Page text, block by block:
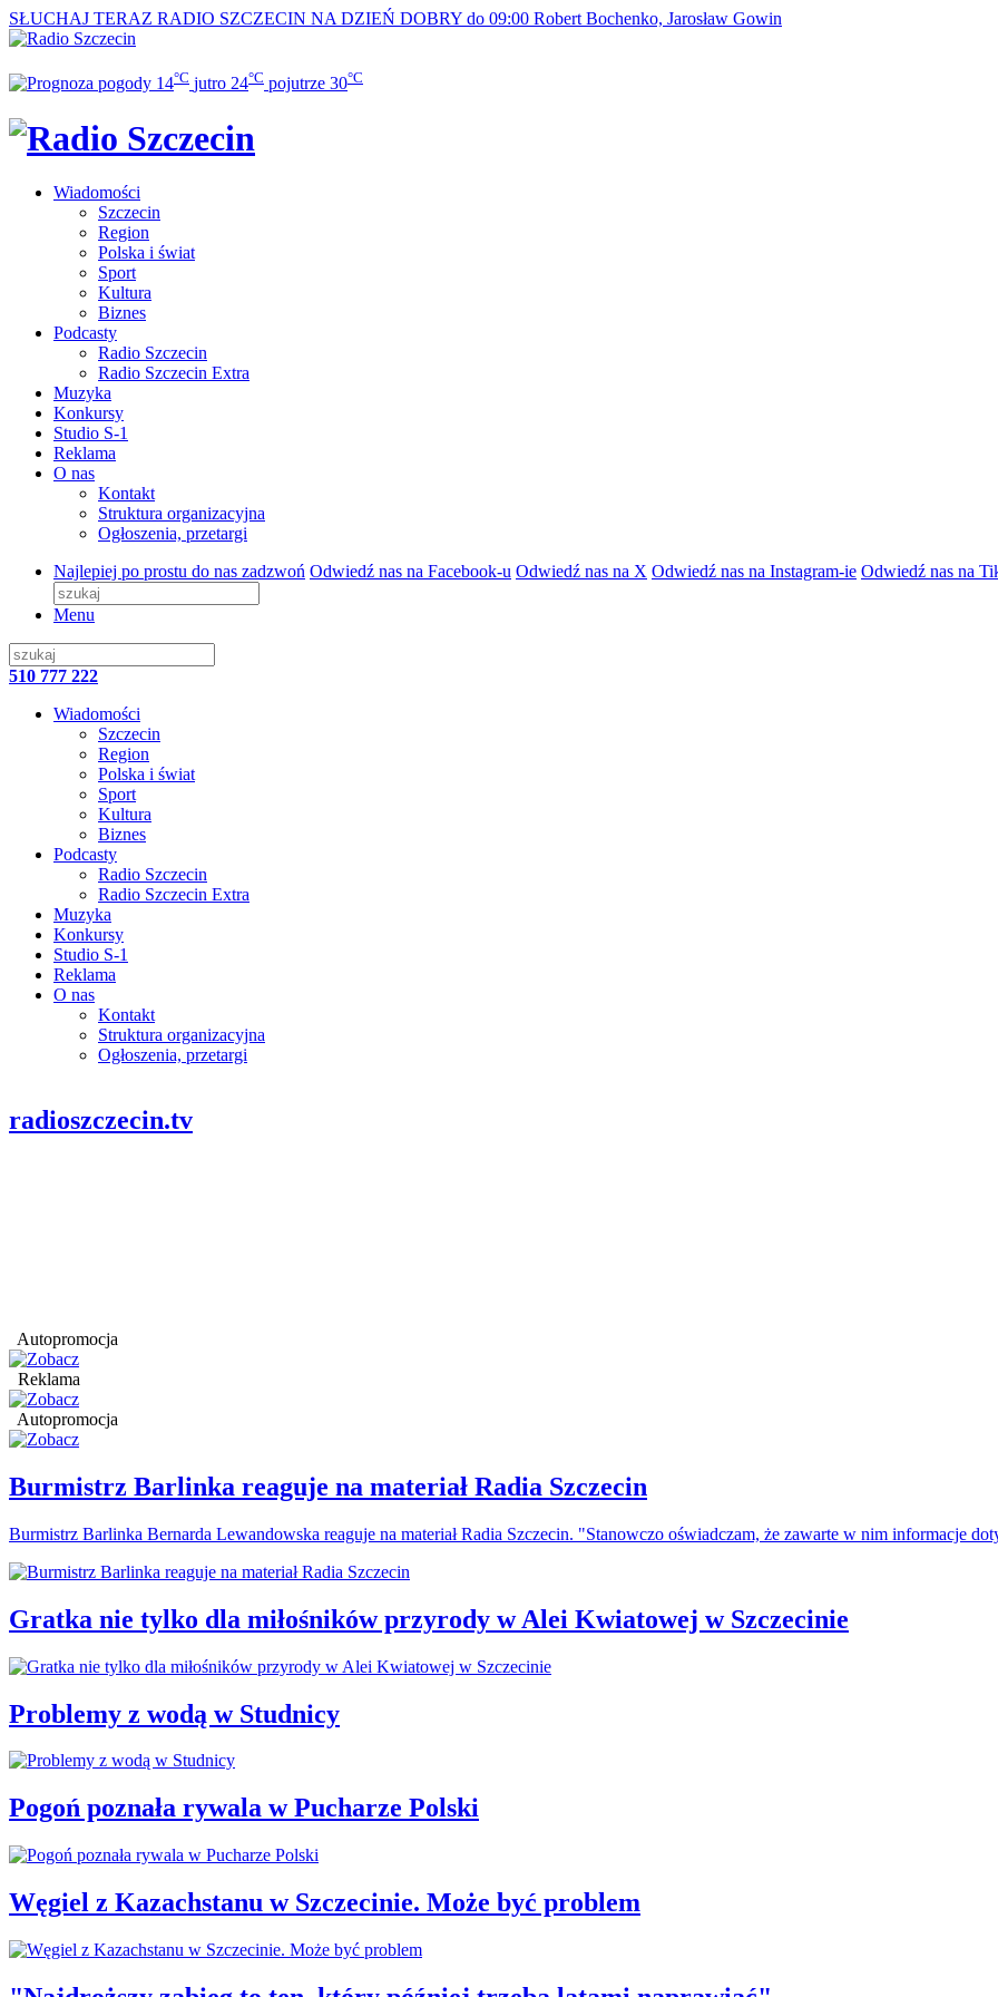
SŁUCHAJ TERAZ RADIO SZCZECIN NA DZIEŃ DOBRY do 09:00 Robert Bochenko, Jarosław Gowin
14°C jutro 24°C pojutrze 30°C
Wiadomości
Szczecin
Region
Polska i świat
Sport
Kultura
Biznes
Podcasty
Radio Szczecin
Radio Szczecin Extra
Muzyka
Konkursy
Studio S-1
Reklama
O nas
Kontakt
Struktura organizacyjna
Ogłoszenia, przetargi
Najlepiej po prostu do nas zadzwoń Odwiedź nas na Facebook-u Odwiedź nas na X Odwiedź nas na Instagram-ie Odwiedź nas na
Menu
510 777 222
Wiadomości
Szczecin
Region
Polska i świat
Sport
Kultura
Biznes
Podcasty
Radio Szczecin
Radio Szczecin Extra
Muzyka
Konkursy
Studio S-1
Reklama
O nas
Kontakt
Struktura organizacyjna
Ogłoszenia, przetargi
radioszczecin.tv
Autopromocja
Reklama
Autopromocja
Burmistrz Barlinka reaguje na materiał Radia Szczecin
Burmistrz Barlinka Bernarda Lewandowska reaguje na materiał Radia Szczecin. "Stanowczo oświadczam, że zawarte w nim informacje
Gratka nie tylko dla miłośników przyrody w Alei Kwiatowej w Szczecinie
Problemy z wodą w Studnicy
Pogoń poznała rywala w Pucharze Polski
Węgiel z Kazachstanu w Szczecinie. Może być problem